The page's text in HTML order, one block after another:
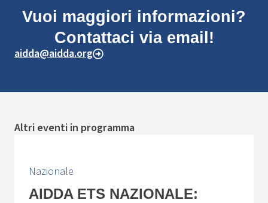
Vuoi maggiori informazioni?
Contattaci via email!
aidda@aidda.org
Altri eventi in programma
Nazionale
AIDDA ETS NAZIONALE: